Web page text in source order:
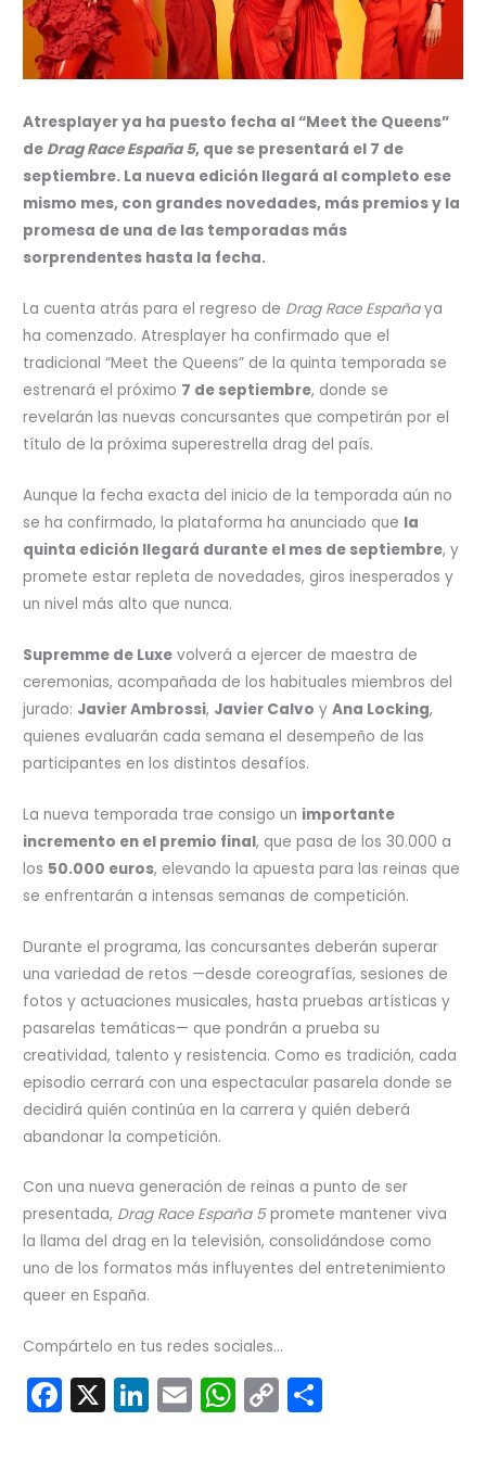
Atresplayer ya ha puesto fecha al “Meet the Queens”
de Drag Race España 5, que se presentará el 7 de
septiembre. La nueva edición llegará al completo ese
mismo mes, con grandes novedades, más premios y la
promesa de una de las temporadas más
sorprendentes hasta la fecha.
La cuenta atrás para el regreso de Drag Race Españaya
ha comenzado. Atresplayer ha confirmado que el
tradicional “Meet the Queens” de la quinta temporada se
estrenará el próximo 7 de septiembre, donde se
revelarán las nuevas concursantes que competirán por el
título de la próxima superestrella drag del país.
Aunque la fecha exacta del inicio de la temporada aún no
se ha confirmado, la plataforma ha anunciado que la
quinta edición llegará durante el mes de septiembre, y
promete estar repleta de novedades, giros inesperados y
un nivel más alto que nunca.
Supremme de Luxe volverá a ejercer de maestra de
ceremonias, acompañada de los habituales miembros del
jurado: Javier Ambrossi, Javier Calvo yAna Locking,
quienes evaluarán cada semana el desempeño de las
participantes en los distintos desafíos.
La nueva temporada trae consigo un importante
incremento en el premio final, que pasa de los 30.000 a
los 50.000 euros, elevando la apuesta para las reinas que
se enfrentarán a intensas semanas de competición.
Durante el programa, las concursantes deberán superar
una variedad de retos —desde coreografías, sesiones de
fotos y actuaciones musicales, hasta pruebas artísticas y
pasarelas temáticas— que pondrán a prueba su
creatividad, talento y resistencia. Como es tradición, cada
episodio cerrará con una espectacular pasarela donde se
decidirá quién continúa en la carrera y quién deberá
abandonar la competición.
Con una nueva generación de reinas a punto de ser
presentada, Drag Race España 5promete mantener viva
la llama del drag en la televisión, consolidándose como
uno de los formatos más influyentes del entretenimiento
queer en España.
Compártelo en tus redes sociales...
F X Li E W C